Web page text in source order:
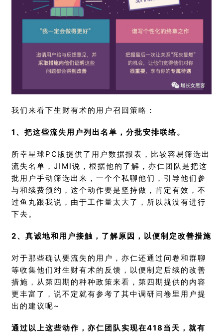
我们来看下生财有术的用户召回策略：
1、把这些流失用户列出名单，分批安排联络。
所幸星球PC版提供了用户数据报表，比较容易筛选出
流失名单，JIMI说，根据他的了解，亦仁团队是把这
批用户手动筛选出来，一个个私聊他们，引导他们参
与和续费预约，这个动作要是坚持做，肯定有效，不
过鱼丸跟我说，由于工作量太大了，所以就没有进行
下去。
2、真诚地和用户接触，了解原因，以便制定改善措施
对于那些确认要流失的用户，亦仁还通过问卷和群聊
等收集他们对生财有术的反馈，以便制定后续的改善
措施，从第四期的种种政策来看，第四期提供的内容
更丰富了，说不定就有参考了其中调研问卷里用户提
出的建议呢~
通过以上这些动作，亦仁团队实现在418当天，就有